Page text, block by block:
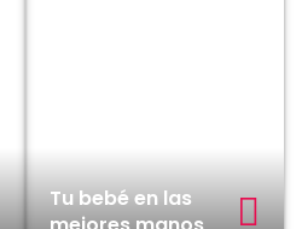
Tu bebé en las